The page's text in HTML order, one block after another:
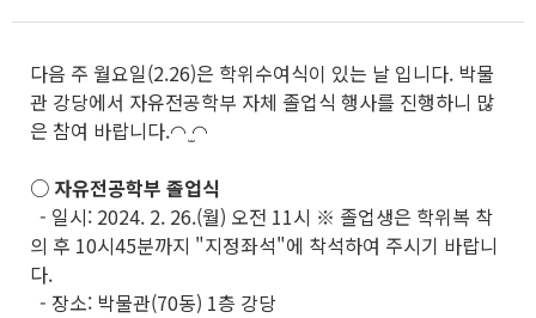
다음 주 월요일(2.26)은 학위수여식이 있는 날 입니다. 박물
관 강당에서 자유전공학부 자체 졸업식 행사를 진행하니 많
은 참여 바랍니다.◠ ̫◠
○ 자유전공학부 졸업식
- 일시: 2024. 2. 26.(월) 오전 11시 ※ 졸업생은 학위복 착
의 후 10시45분까지 "지정좌석"에 착석하여 주시기 바랍니
다.
- 장소: 박물관(70동) 1층 강당